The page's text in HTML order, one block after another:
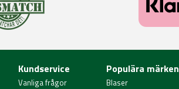
Kundservice
Vanliga frågor
Populära märken
Blaser